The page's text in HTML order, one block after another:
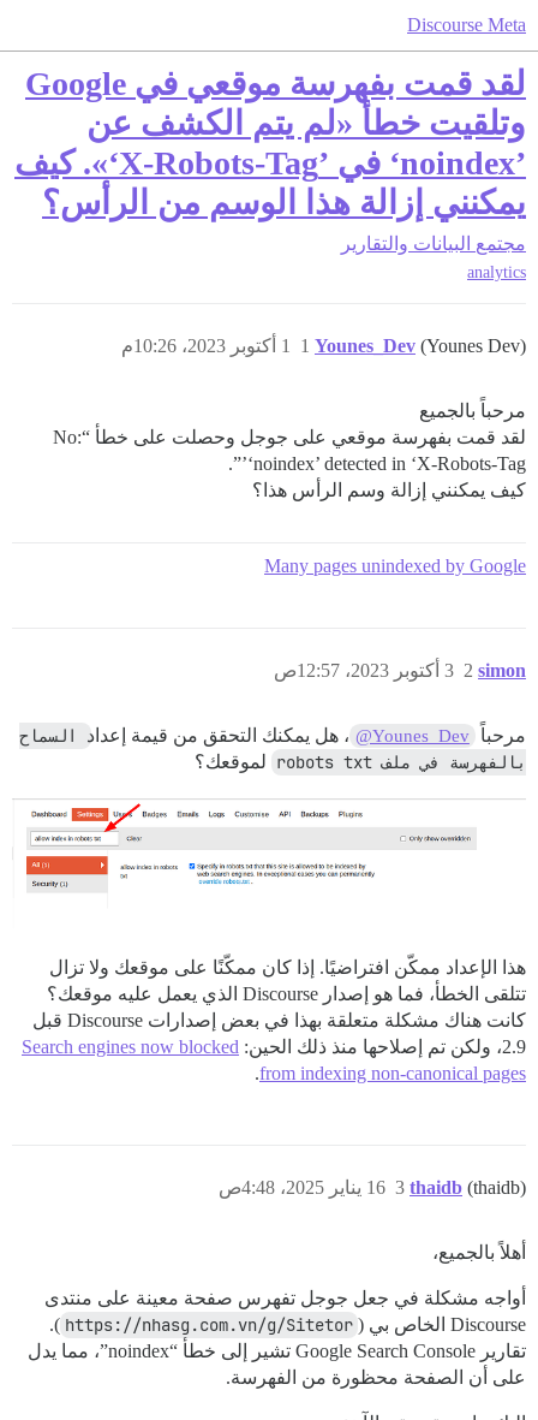
Discourse Meta
لقد قمت بفهرسة موقعي في Google
وتلقيت خطأ «لم يتم الكشف عن
’noindex‘ في ’X-Robots-Tag‘». كيف
يمكنني إزالة هذا الوسم من الرأس؟
مجتمع البيانات والتقارير
analytics
Younes_Dev (Younes Dev) 1 أكتوبر 2023، 10:26م 1
مرحباً بالجميع
لقد قمت بفهرسة موقعي على جوجل وحصلت على خطأ “No:
‘noindex’ detected in ‘X-Robots-Tag’”.
كيف يمكنني إزالة وسم الرأس هذا؟
Many pages unindexed by Google
simon 3 أكتوبر 2023، 12:57ص 2
مرحباً @Younes_Dev ، هل يمكنك التحقق من قيمة إعداد
بالفهرسة في ملف robots txt
لموقعك؟
هذا الإعداد ممكّن افتراضيًا. إذا كان ممكّنًا على موقعك ولا تزال
تتلقى الخطأ، فما هو إصدار Discourse الذي يعمل عليه موقعك؟
كانت هناك مشكلة متعلقة بهذا في بعض إصدارات Discourse قبل
2.9، ولكن تم إصلاحها منذ ذلك الحين:
Search engines now blocked
from indexing non-canonical pages
.
thaidb (thaidb) 16 يناير 2025، 4:48ص 3
أهلاً بالجميع،
أواجه مشكلة في جعل جوجل تفهرس صفحة معينة على منتدى
Discourse الخاص بي (
https://nhasg.com.vn/g/Sitetor
).
تقارير Google Search Console تشير إلى خطأ “noindex”، مما يدل
على أن الصفحة محظورة من الفهرسة.